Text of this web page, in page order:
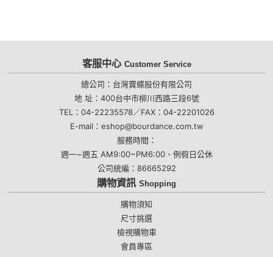
客服中心 Customer Service
總公司：台灣寶蝶股份有限公司
地 址：400台中市柳川西路三段6號
TEL：04-22235578／FAX：04-22201026
E-mail：eshop@bourdance.com.tw
服務時間：
週一~週五 AM9:00~PM6:00、例假日公休
公司統編：86665292
購物資訊 Shopping
購物須知
尺寸挑選
檢視購物車
會員專區